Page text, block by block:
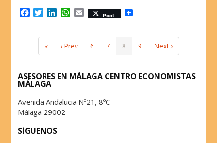
o
k
T
t
r
e
I
n
W
s
p
p
E
Post
« ‹ Prev 6 7 8 9 Next ›
ASESORES EN MÁLAGA CENTRO ECONOMISTAS
MÁLAGA
Avenida Andalucia Nº21, 8ºC
Málaga 29002
SÍGUENOS